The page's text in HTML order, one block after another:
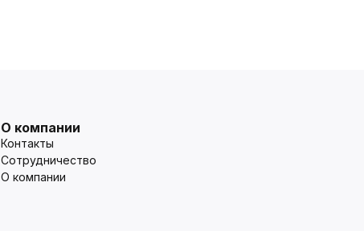
О компании
Контакты
Сотрудничество
О компании